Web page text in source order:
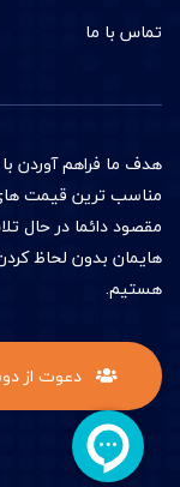
تماس با ما
هدف ما فراهم آوردن
مناسب ترين قيمت
مقصود دائما در حال
هايمان بدون لحاظ
هستيم.
دعوت از